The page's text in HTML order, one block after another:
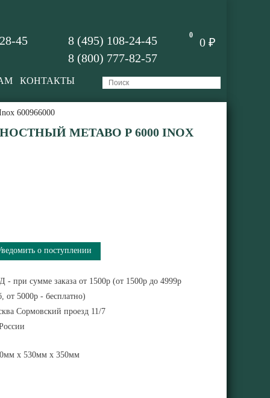
0
0 ₽
8 (495) 108-24-45
8 (800) 777-82-57
45
КОНТАКТЫ
600966000
METABO P 6000 INOX
о поступлении
при сумме заказа от 1500р (от 1500р до 4999р
от 5000р - бесплатно)
Сормовский проезд 11/7
x 530мм x 350мм